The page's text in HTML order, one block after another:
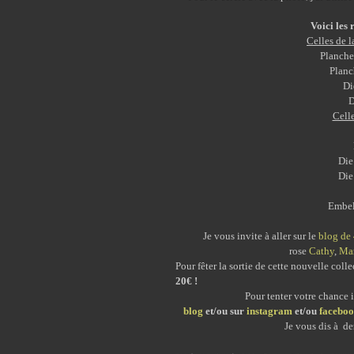
Voici les
Celles de
Die
Die
Je vous invite à aller sur le blog de
rose Cathy,
Pour fêter la sortie de cette nouvelle
20€ !
Pour tenter votre
blog et/ou sur instagram et/ou
Je vous dis à